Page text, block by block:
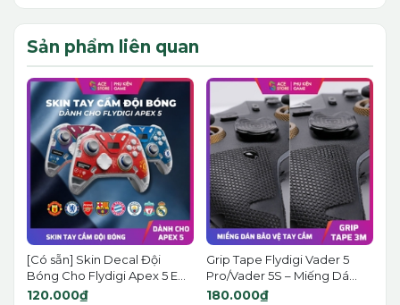
Sản phẩm liên quan
[Có sẵn] Skin Decal Đội
Bóng Cho Flydigi Apex 5 E...
120.000₫
Grip Tape Flydigi Vader 5
Pro/Vader 5S – Miếng Dá...
180.000₫